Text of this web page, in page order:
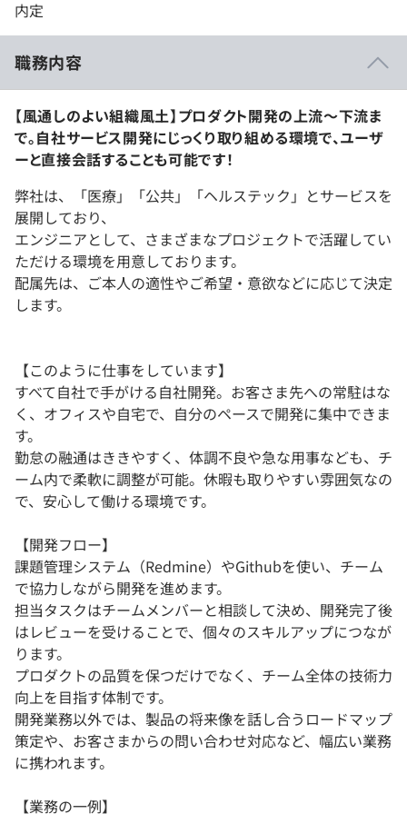
内定
職務内容
【風通しのよい組織風土】プロダクト開発の上流～下流ま
で。自社サービス開発にじっくり取り組める環境で、ユーザ
ーと直接会話することも可能です！
弊社は、「医療」「公共」「ヘルステック」とサービスを
展開しており、
エンジニアとして、さまざまなプロジェクトで活躍してい
ただける環境を用意しております。
配属先は、ご本人の適性やご希望・意欲などに応じて決定
します。
【このように仕事をしています】
すべて自社で手がける自社開発。お客さま先への常駐はな
く、オフィスや自宅で、自分のペースで開発に集中できま
す。
勤怠の融通はききやすく、体調不良や急な用事なども、チ
ーム内で柔軟に調整が可能。休暇も取りやすい雰囲気なの
で、安心して働ける環境です。
【開発フロー】
課題管理システム（Redmine）やGithubを使い、チーム
で協力しながら開発を進めます。
担当タスクはチームメンバーと相談して決め、開発完了後
はレビューを受けることで、個々のスキルアップにつなが
ります。
プロダクトの品質を保つだけでなく、チーム全体の技術力
向上を目指す体制です。
開発業務以外では、製品の将来像を話し合うロードマップ
策定や、お客さまからの問い合わせ対応など、幅広い業務
に携われます。
【業務の一例】